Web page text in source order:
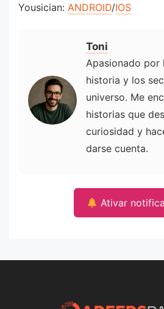
Yousician: ANDROID/IOS
Toni
Apasionado por
historia y los
universo. Me
historias que
curiosidad y
darse cuenta.
Ativar